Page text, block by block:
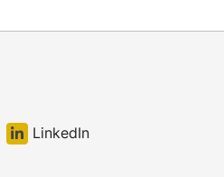
LinkedIn